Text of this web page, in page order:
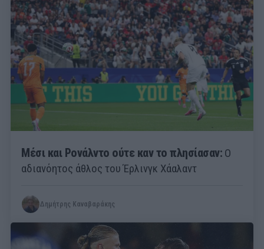
Μέσι και Ρονάλντο ούτε καν το πλησίασαν: Ο
αδιανόητος άθλος του Έρλινγκ Χάαλαντ
Δημήτρης Καναβαράκης